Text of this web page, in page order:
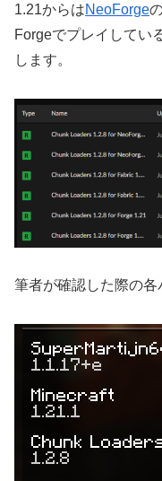
1.21からはNeoForge
Forgeでプレイしてい
します。
筆者が確認した際の